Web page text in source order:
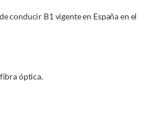
conducir B1 vigente en España en el
óptica.